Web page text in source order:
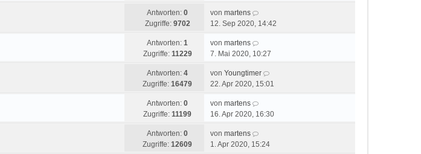
Antworten: 0
Zugriffe: 9702
von martens
12. Sep 2020, 14:42
Antworten: 1
Zugriffe: 11229
von martens
7. Mai 2020, 10:27
Antworten: 4
Zugriffe: 16479
von Youngtimer
22. Apr 2020, 15:01
Antworten: 0
Zugriffe: 11199
von martens
16. Apr 2020, 16:30
Antworten: 0
Zugriffe: 12609
von martens
1. Apr 2020, 15:24